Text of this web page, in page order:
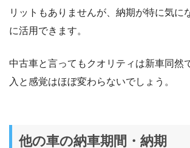
リットもありませんが、納期が特に気に
に活用できます。
中古車と言ってもクオリティは新車同然
入と感覚はほぼ変わらないでしょう。
他の車の納車期間・納期